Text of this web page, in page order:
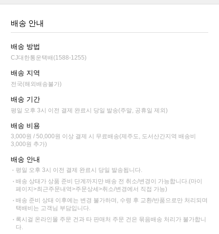
배송 안내
배송 방법
CJ대한통운택배(1588-1255)
배송 지역
전국(해외배송불가)
배송 기간
평일 오후 3시 이전 결제 완료시 당일 발송(주말, 공휴일 제외)
배송 비용
3,000원 / 50,000원 이상 결제 시 무료배송(제주도, 도서산간지역 배송비
3,000원 추가)
배송 안내
평일 오후 3시 이전 결제 완료시 당일 발송됩니다.
배송 상태가 상품 준비 단계까지만 배송 전 취소/변경이 가능합니다.(마이
페이지>최근주문내역>주문상세>취소/변경에서 직접 가능)
배송 준비 상태 이후에는 변경 불가하며, 수령 후 교환/반품으로만 처리되며
택배비는 고객님 부담입니다.
록시걸 온라인몰 주문 건과 타 판매처 주문 건은 묶음배송 처리가 불가합니
다.